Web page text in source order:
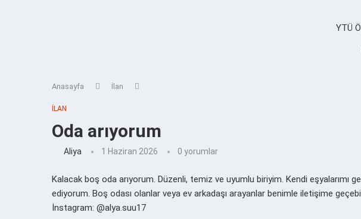
YTÜ
Anasayfa İlan
İLAN
Oda arıyorum
Aliya 1 Haziran 2026 0 yorumlar
Kalacak boş oda arıyorum. Düzenli, temiz ve uyumlu biriyim. Kendi eşyalarımı
ediyorum. Boş odası olanlar veya ev arkadaşı arayanlar benimle iletişime
İnstagram: @alya.suu17